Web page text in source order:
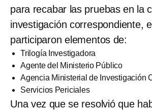
para recabar las pruebas en la
investigación correspondiente,
participaron elementos de:
Trilogía Investigadora
Agente del Ministerio Público
Agencia Ministerial de Investigación
Servicios Periciales
Una vez que se resolvió que